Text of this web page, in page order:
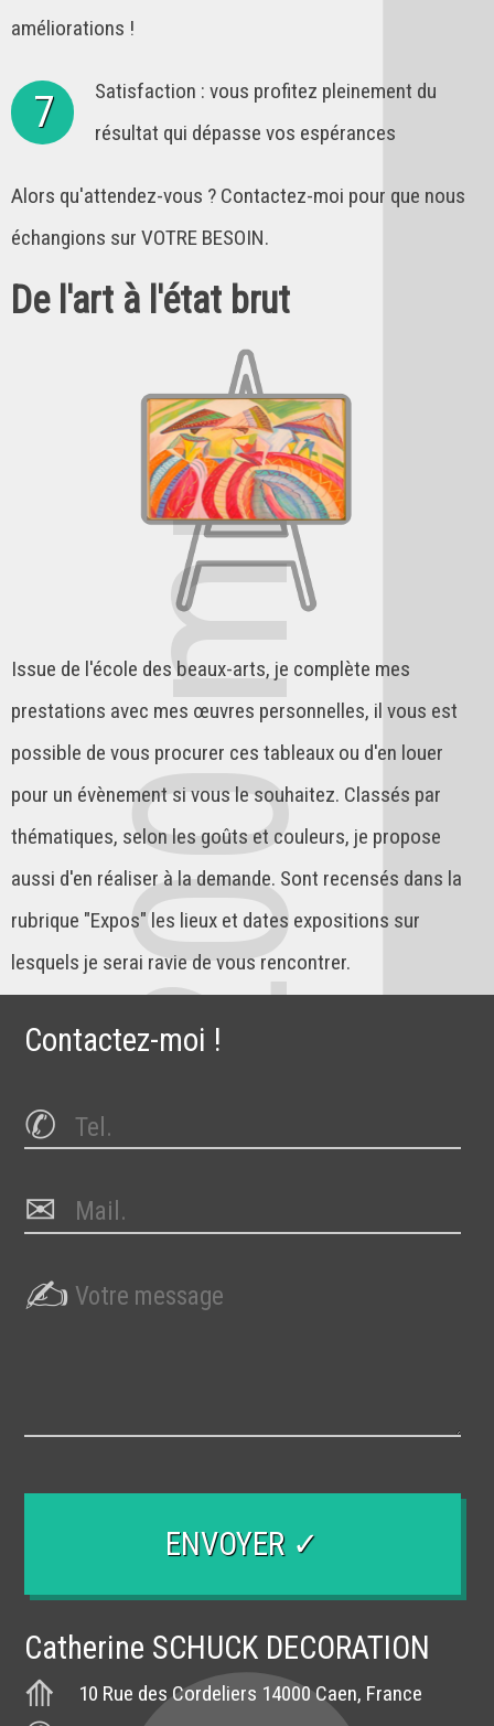
améliorations !
7
Satisfaction : vous profitez pleinement du
résultat qui dépasse vos espérances
Alors qu'attendez-vous ? Contactez-moi pour que nous
échangions sur VOTRE BESOIN.
De l'art à l'état brut
Issue de l'école des beaux-arts, je complète mes
prestations avec mes œuvres personnelles, il vous est
possible de vous procurer ces tableaux ou d'en louer
pour un évènement si vous le souhaitez. Classés par
thématiques, selon les goûts et couleurs, je propose
aussi d'en réaliser à la demande. Sont recensés dans la
rubrique "Expos" les lieux et dates expositions sur
lesquels je serai ravie de vous rencontrer.
Contactez-moi !
Catherine SCHUCK DECORATION
10 Rue des Cordeliers 14000Caen, France